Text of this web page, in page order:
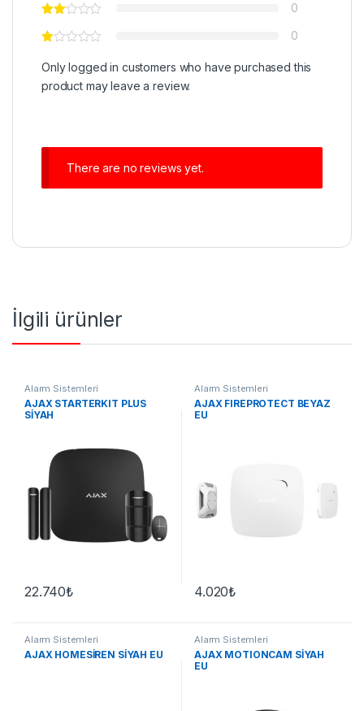
0
0
Only logged in customers who have purchased this
product may leave a review.
There are no reviews yet.
İlgili ürünler
Alarm Sistemleri
AJAX STARTERKIT PLUS
SİYAH
22.740₺
Alarm Sistemleri
AJAX FIREPROTECT BEYAZ
EU
4.020₺
Alarm Sistemleri
AJAX HOMESİREN SİYAH EU
Alarm Sistemleri
AJAX MOTIONCAM SİYAH
EU